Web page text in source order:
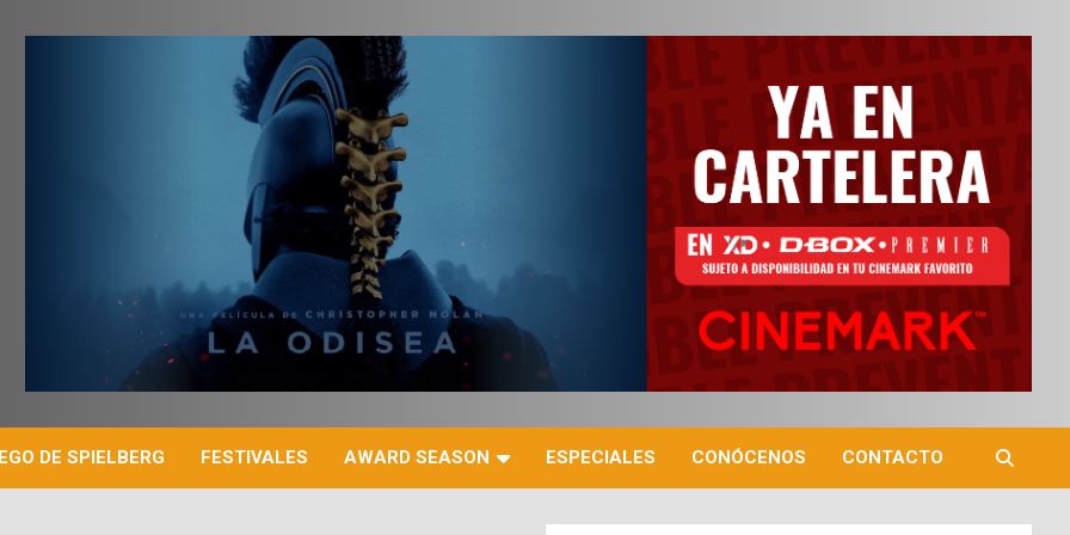
DE SPIELBERG FESTIVALES AWARD SEASON ESPECIALES CONÓCENOS CONTACTO